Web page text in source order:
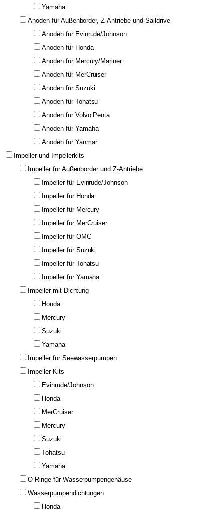
Yamaha
Anoden für Außenborder, Z-Antriebe und Saildrive
Anoden für Evinrude/Johnson
Anoden für Honda
Anoden für Mercury/Mariner
Anoden für MerCruiser
Anoden für Suzuki
Anoden für Tohatsu
Anoden für Volvo Penta
Anoden für Yamaha
Anoden für Yanmar
Impeller und Impellerkits
Impeller für Außenborder und Z-Antriebe
Impeller für Evinrude/Johnson
Impeller für Honda
Impeller für Mercury
Impeller für MerCruiser
Impeller für OMC
Impeller für Suzuki
Impeller für Tohatsu
Impeller für Yamaha
Impeller mit Dichtung
Honda
Mercury
Suzuki
Yamaha
Impeller für Seewasserpumpen
Impeller-Kits
Evinrude/Johnson
Honda
MerCruiser
Mercury
Suzuki
Tohatsu
Yamaha
O-Ringe für Wasserpumpengehäuse
Wasserpumpendichtungen
Honda